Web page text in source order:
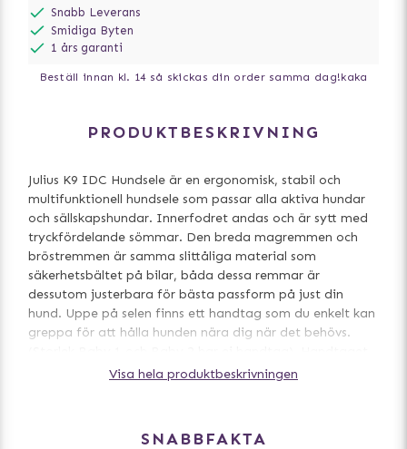
Snabb Leverans
Smidiga Byten
1 års garanti
Beställ innan kl. 14 så skickas din order samma dag!kaka
PRODUKTBESKRIVNING
Julius K9 IDC Hundsele är en ergonomisk, stabil och
multifunktionell hundsele som passar alla aktiva hundar
och sällskapshundar. Innerfodret andas och är sytt med
tryckfördelande sömmar. Den breda magremmen och
bröstremmen är samma slittåliga material som
säkerhetsbältet på bilar, båda dessa remmar är
dessutom justerbara för bästa passform på just din
hund. Uppe på selen finns ett handtag som du enkelt kan
greppa för att hålla hunden nära dig när det behövs.
går även att trycka ner och fästes med en knapp för att
Visa hela produktbeskrivningen
SNABBFAKTA